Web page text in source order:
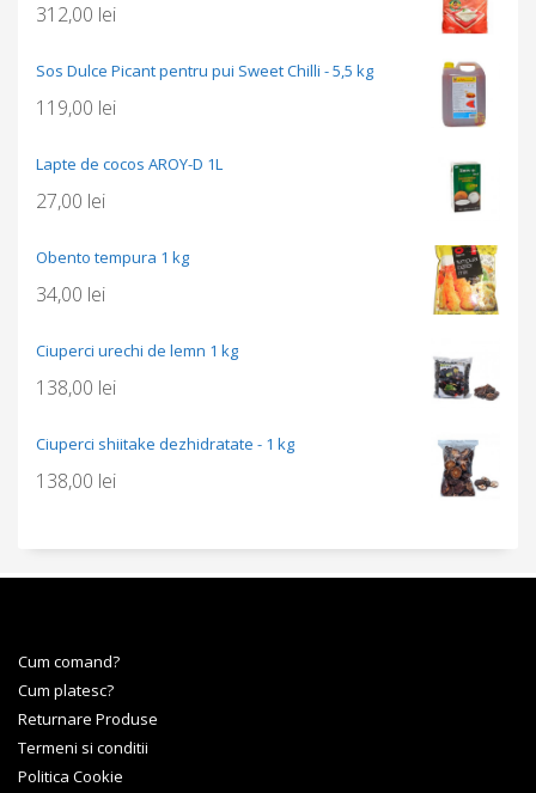
312,00 lei
Sos Dulce Picant pentru pui Sweet Chilli - 5,5 kg
119,00 lei
Lapte de cocos AROY-D 1L
27,00 lei
Obento tempura 1 kg
34,00 lei
Ciuperci urechi de lemn 1 kg
138,00 lei
Ciuperci shiitake dezhidratate - 1 kg
138,00 lei
Cum comand?
Cum platesc?
Returnare Produse
Termeni si conditii
Politica Cookie